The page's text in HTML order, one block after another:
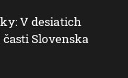
V desiatich
Slovenska